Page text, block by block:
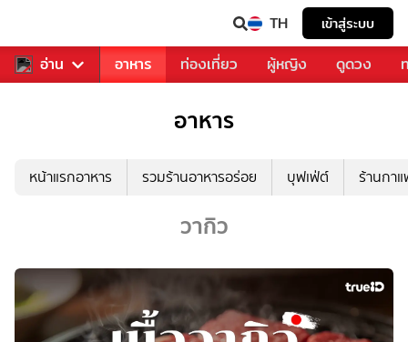
TH เข้าสู่ระบบ
อ่าน
รวงการเพลง อาหาร ท่องเที่ยว ผู้หญิง ดูดวง
อาหาร
หน้าแรกอาหาร รวมร้านอาหารอร่อย บุฟเฟ่ต์ ร้านกา
วากิว